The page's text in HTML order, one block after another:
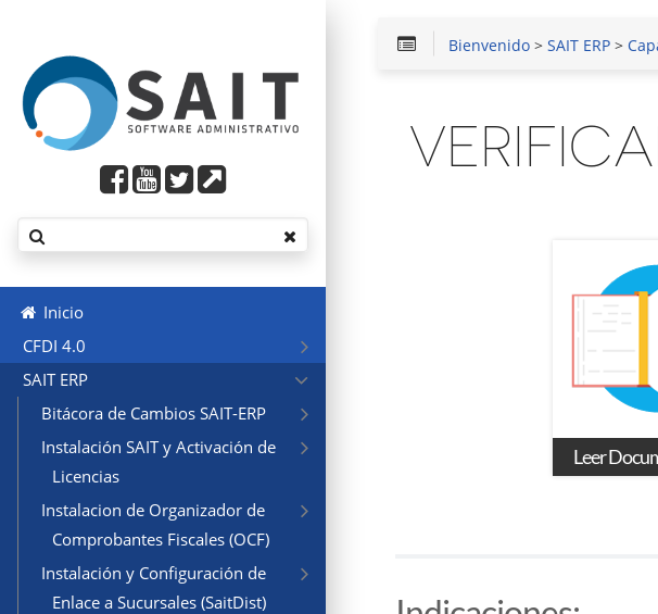
Inicio
CFDI 4.0
SAIT ERP
Bitácora de Cambios SAIT-ERP
Instalación SAIT y Activación de
Licencias
Instalacion de Organizador de
Comprobantes Fiscales (OCF)
Instalación y Configuración de
Enlace a Sucursales (SaitDist)
Bienvenido >SAIT ERP >
Leer